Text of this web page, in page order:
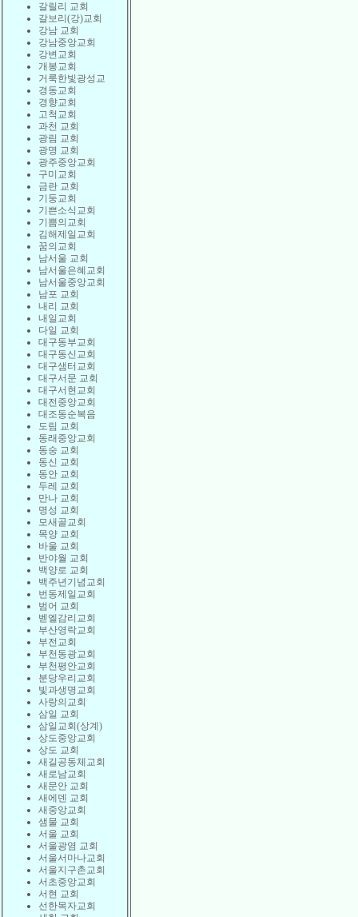
갈릴리 교회
갈보리(강)교회
강남 교회
강남중앙교회
강변교회
개봉교회
거룩한빛광성교
경동교회
경향교회
고척교회
과천 교회
광림 교회
광명 교회
광주중앙교회
구미교회
금란 교회
기둥교회
기쁜소식교회
기쁨의교회
김해제일교회
꿈의교회
남서울 교회
남서울은혜교회
남서울중앙교회
남포 교회
내리 교회
내일교회
다일 교회
대구동부교회
대구동신교회
대구샘터교회
대구서문 교회
대구서현교회
대전중앙교회
대조동순복음
도림 교회
동래중앙교회
동숭 교회
동신 교회
동안 교회
두레 교회
만나 교회
명성 교회
모새골교회
목양 교회
바울 교회
반야월 교회
백양로 교회
백주년기념교회
번동제일교회
범어 교회
벧엘감리교회
부산영락교회
부전교회
부천동광교회
부천평안교회
분당우리교회
빛과생명교회
사랑의교회
삼일 교회
삼일교회(상계)
상도중앙교회
상도 교회
새길공동체교회
새로남교회
새문안 교회
새에덴 교회
새중앙교회
샘물 교회
서울 교회
서울광염 교회
서울서마나교회
서울지구촌교회
서초중앙교회
서현 교회
선한목자교회